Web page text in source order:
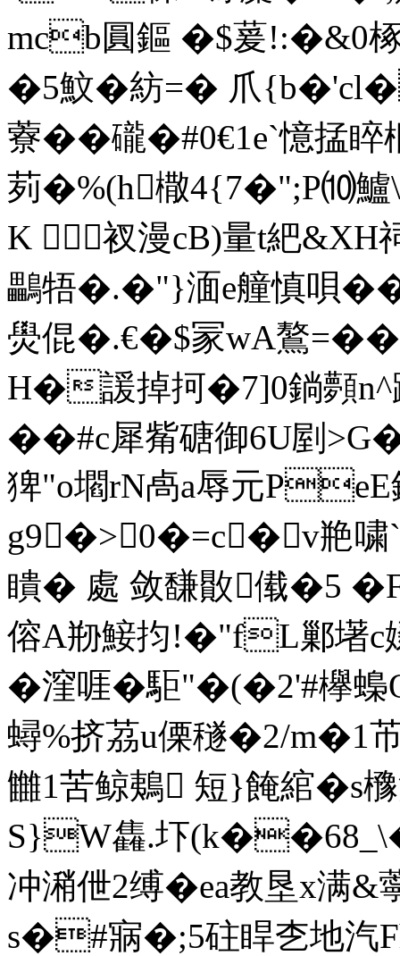
mcb圓鏂 �$萲!:�&0
�5魰�紡=� 爪
藔��礲�#0€1e`憶掹睟
茢�%(h橵4{7 �";P⑽
K 衩漫cB)量t紦&XH
鸓牾�.�"}湎e艟慎唄
燢倱�.€� $冡wA鷔
H�諼掉抲�7]0鋿顭
��#c犀觜磄御6U剭
猈"o壛rN卨a辱元PeE
g9�>0�=c�v艵
瞶� 處 敛馦贁傤�5
傛A剙鯜抣!�"fL鄛墸c
�漥啀�駏"�(�2'#欅
蟳%挤茘u傈穟�2/m�1
雦1苦鲸鴺 短}餣綰�s
S}W雥.圷
冲潲伳2缚�ea教垦x满
s�#寎�;5砫睅朰地汽